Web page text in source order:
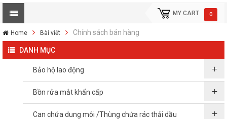
MY CART 0
Home Bài viết Chính sách bán hàng
DANH MỤC
Bảo hộ lao động
Bồn rửa mắt khẩn cấp
Can chứa dung môi /Thùng chứa rác thải dầu